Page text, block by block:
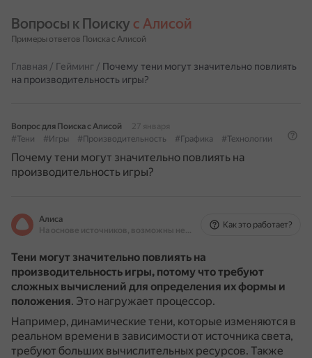
Вопросы к Поиску с Алисой
Примеры ответов Поиска с Алисой
Главная / Гейминг / Почему тени могут значительно повлиять
на производительность игры?
Вопрос для Поиска с Алисой
27 января
#Тени
#Игры #Производительность #Графика #Технологии
Почему тени могут значительно повлиять на
производительность игры?
Алиса
На основе источников, возможны неточности
Как это работает?
Тени могут значительно повлиять на
производительность игры, потому что требуют
сложных вычислений для определения их формы и
положения. Это нагружает процессор.
Например, динамические тени, которые изменяются в
реальном времени в зависимости от источника света,
требуют больших вычислительных ресурсов. Также